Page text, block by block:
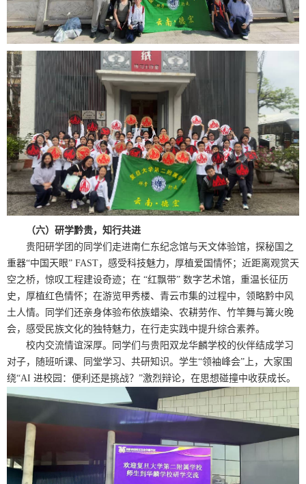
（六）研学黔贵，知行共进
贵阳研学团的同学们走进南仁东纪念馆与天文体验馆，探秘国之
重器“中国天眼” FAST，感受科技魅力，厚植爱国情怀；近距离观赏天
空之桥，惊叹工程建设奇迹；在 “红飘带” 数字艺术馆，重温长征历
史，厚植红色情怀；在游览甲秀楼、青云市集的过程中，领略黔中风
土人情。同学们还亲身体验布依族蜡染、农耕劳作、竹竿舞与篝火晚
会，感受民族文化的独特魅力，在行走实践中提升综合素养。
校内交流情谊深厚。同学们与贵阳双龙华麟学校的伙伴结成学习
对子，随班听课、同堂学习、共研知识。学生“领袖峰会”上，大家围
绕“AI 进校园：便利还是挑战？”激烈辩论，在思想碰撞中收获成长。